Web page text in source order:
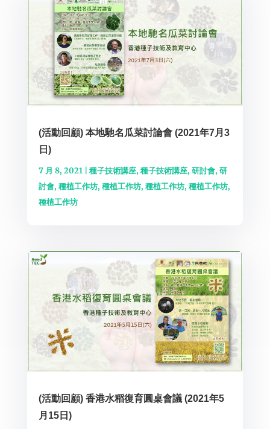
(活動回顧) 本地馳名瓜菜討論會 (2021年7月3
日)
7 月 8, 2021| 種子技術講座, 種子技術講座, 研討會, 研
討會, 種植工作坊, 種植工作坊, 種植工作坊, 種植工作坊,
種植工作坊
(活動回顧) 香港水稻復育圓桌會議 (2021年5
月15日)